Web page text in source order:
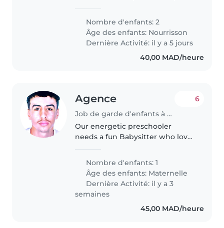
quelqu'un qui parle anglais,
arabe ou français et qui soit à
l'aise..
Nombre d'enfants: 2
Âge des enfants: Nourrisson
Dernière Activité: il y a 5 jours
40,00 MAD/heure
Agence
Job de garde d'enfants à Tanger
6
Our energetic preschooler
needs a fun Babysitter who loves
homework. Must be fluent in
English and Spanish. Looking for
someone to spend time at our
place..
Nombre d'enfants: 1
Âge des enfants: Maternelle
Dernière Activité: il y a 3
semaines
45,00 MAD/heure